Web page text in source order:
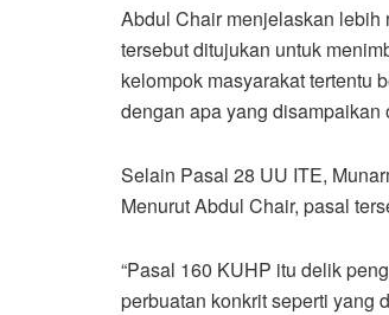
Abdul Chair menjelaskan lebih
tersebut ditujukan untuk
kelompok masyarakat tertentu
dengan apa yang disampaikan
Selain Pasal 28 UU ITE,
Menurut Abdul Chair, pasal
“Pasal 160 KUHP itu delik
perbuatan konkrit seperti yang